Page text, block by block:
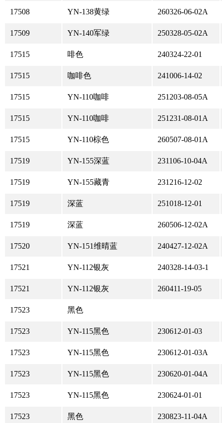
17508 YN-138黄绿 260326-06-02A
17509 YN-140军绿 250328-05-02A
17515 啡色 240324-22-01
17515 咖啡色 241006-14-02
17515 YN-110咖啡 251203-08-05A
17515 YN-110咖啡 251231-08-01A
17515 YN-110棕色 260507-08-01A
17519 YN-155深蓝 231106-10-04A
17519 YN-155藏青 231216-12-02
17519 深蓝 251018-12-01
17519 深蓝 260506-12-02A
17520 YN-151维晴蓝 240427-12-02A
17521 YN-112银灰 240328-14-03-1
17521 YN-112银灰 260411-19-05
17523 黑色
17523 YN-115黑色 230612-01-03
17523 YN-115黑色 230612-01-03A
17523 YN-115黑色 230620-01-04A
17523 YN-115黑色 230624-01-01
17523 黑色 230823-11-04A